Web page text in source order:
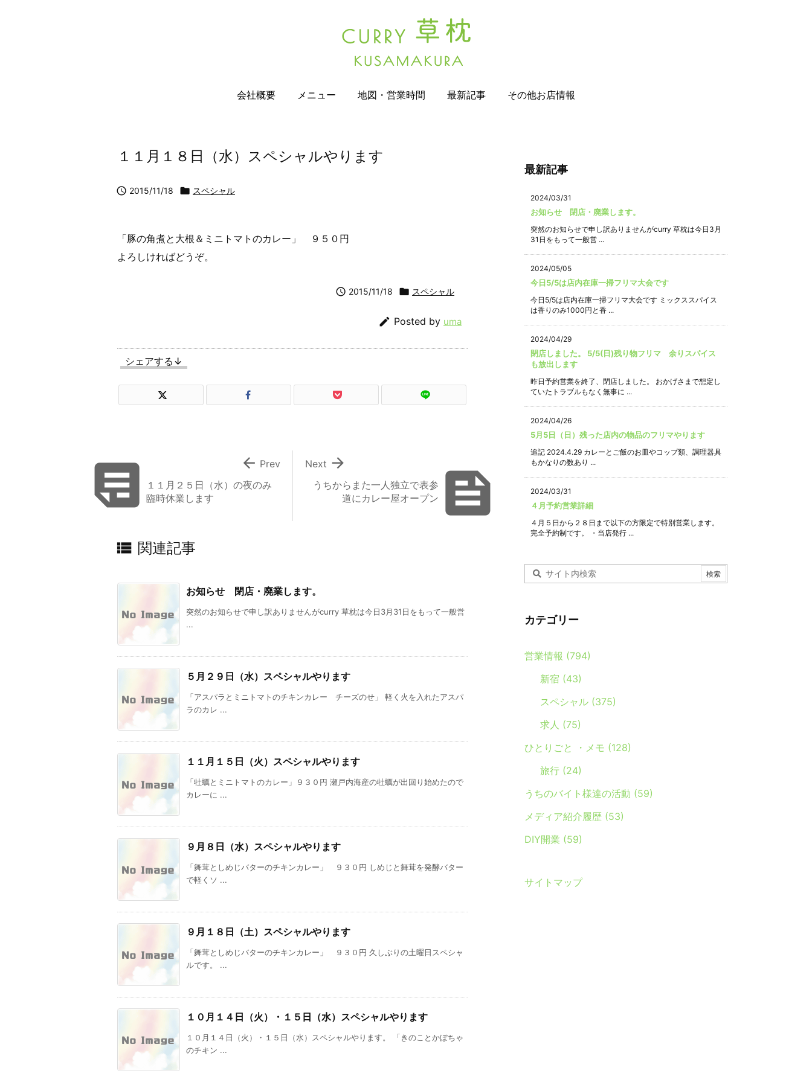
会社概要 メニュー 地図・営業時間 最新記事 その他お店情報
１１月１８日（水）スペシャルやります
 2015/11/18  スペシャル
「豚の角煮と大根＆ミニトマトのカレー」 ９５０円
よろしければどうぞ。
 2015/11/18  スペシャル
 Posted by uma
シェアする↓

うちからまた一人独立で表参
道にカレー屋オープン

Next
１１月２５日（水）の夜のみ
臨時休業します
 Prev
 関連記事
お知らせ 閉店・廃業します。
突然のお知らせで申し訳ありませんがcurry 草枕は今日3月31日をもって一般営
...
５月２９日（水）スペシャルやります
「アスパラとミニトマトのチキンカレー チーズのせ」 軽く火を入れたアスパ
ラのカレ ...
１１月１５日（火）スペシャルやります
「牡蠣とミニトマトのカレー」９３０円 瀬戸内海産の牡蠣が出回り始めたので
カレーに ...
９月８日（水）スペシャルやります
「舞茸としめじバターのチキンカレー」 ９３０円 しめじと舞茸を発酵バター
で軽くソ ...
９月１８日（土）スペシャルやります
「舞茸としめじバターのチキンカレー」 ９３０円 久しぶりの土曜日スペシャ
ルです。 ...
１０月１４日（火）・１５日（水）スペシャルやります
１０月１４日（火）・１５日（水）スペシャルやります。 「きのことかぼちゃ
のチキン ...
最新記事
2024/03/31
お知らせ 閉店・廃業します。
突然のお知らせで申し訳ありませんがcurry 草枕は今日3月
31日をもって一般営 ...
2024/05/05
今日5/5は店内在庫一掃フリマ大会です
今日5/5は店内在庫一掃フリマ大会です ミックススパイス
は香りのみ1000円と香 ...
2024/04/29
閉店しました。 5/5(日)残り物フリマ 余りスパイス
も放出します
昨日予約営業を終了、閉店しました。 おかげさまで想定し
ていたトラブルもなく無事に ...
2024/04/26
5月5日（日）残った店内の物品のフリマやります
追記 2024.4.29 カレーとご飯のお皿やコップ類、調理器具
もかなりの数あり ...
2024/03/31
４月予約営業詳細
４月５日から２８日まで以下の方限定で特別営業します。
完全予約制です。 ・当店発行 ...
カテゴリー
営業情報 (794)
新宿 (43)
スペシャル (375)
求人 (75)
ひとりごと ・メモ (128)
旅行 (24)
うちのバイト様達の活動 (59)
メディア紹介履歴 (53)
DIY開業 (59)
サイトマップ